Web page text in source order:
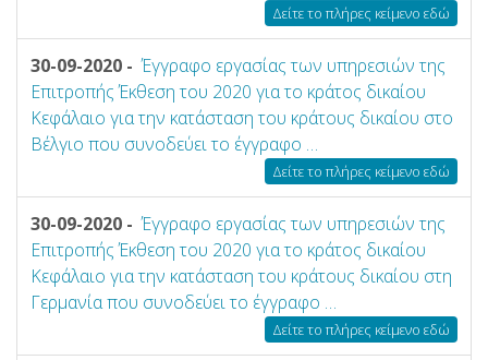
Δείτε το πλήρες κείμενο εδώ
30-09-2020 - Έγγραφο εργασίας των υπηρεσιών της
Επιτροπής Έκθεση του 2020 για το κράτος δικαίου
Κεφάλαιο για την κατάσταση του κράτους δικαίου στο
Βέλγιο που συνοδεύει το έγγραφο …
Δείτε το πλήρες κείμενο εδώ
30-09-2020 - Έγγραφο εργασίας των υπηρεσιών της
Επιτροπής Έκθεση του 2020 για το κράτος δικαίου
Κεφάλαιο για την κατάσταση του κράτους δικαίου στη
Γερμανία που συνοδεύει το έγγραφο …
Δείτε το πλήρες κείμενο εδώ